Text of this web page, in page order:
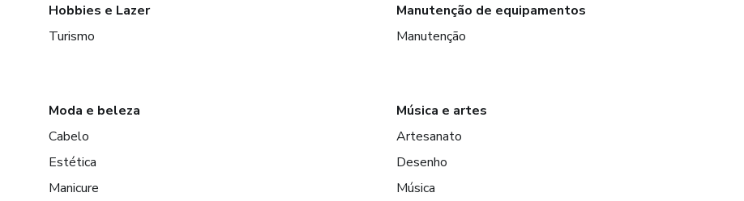
Hobbies e Lazer
Turismo
Manutenção de equipamentos
Manutenção
Moda e beleza
Cabelo
Estética
Manicure
Música e artes
Artesanato
Desenho
Música